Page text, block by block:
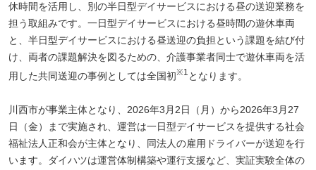
休時間を活用し、別の半日型デイサービスにおける昼の送迎業務を
担う取組みです。一日型デイサービスにおける昼時間の遊休車両
と、半日型デイサービスにおける昼送迎の負担という課題を結び付
け、両者の課題解決を図るための、介護事業者同士で遊休車両を活
用した共同送迎の事例としては全国初※1 となります。
川西市が事業主体となり、2026年3月2日（月）から2026年3月27
日（金）まで実施され、運営は一日型デイサービスを提供する社会
福祉法人正和会が主体となり、同法人の雇用ドライバーが送迎を行
います。ダイハツは運営体制構築や運行支援など、実証実験全体の